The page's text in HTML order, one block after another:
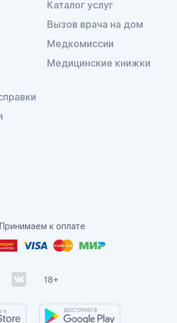
Каталог услуг
Вызов врача на дом
Медкомиссии
Медицинские книжки
Принимаем к оплате